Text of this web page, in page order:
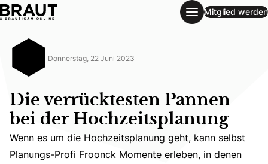
Die verrücktesten Pannen bei der Hochzeitsplanung
Mitglied werden
Donnerstag, 22 Juni 2023
Die verrücktesten Pannen
bei der Hochzeitsplanung
Wenn es um die Hochzeitsplanung geht, kann selbst
Planungs-Profi Froonck Momente erleben, in denen